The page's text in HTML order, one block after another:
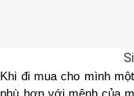
Khi đi mua cho mình